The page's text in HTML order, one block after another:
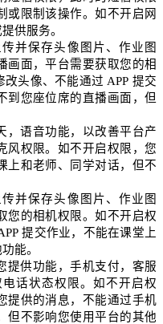
或限制该操作。如不开启网
供服务。
传并保存头像图片、作业图
画面，平台需要获取您的相
改头像、不能通过 APP 提交
到您座位席的直播画面，但
，语音功能，以改善平台产
风权限。如不开启权限，您
上和老师、同学对话，但不
传并保存头像图片、作业图
您的相机权限。如不开启权
提交作业，不能在课堂上
能。
提供功能，手机支付，客服
话状态权限。如不开启权
提供的消息，不能通过手机
但不影响您使用平台的其他